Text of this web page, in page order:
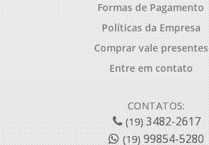
Formas de Pagamento
Políticas da Empresa
Comprar vale presentes
Entre em contato
CONTATOS:
(19)3482-2617
(19)99854-5280